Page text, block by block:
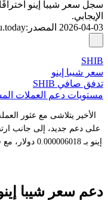
سجل سعر شيبا إينو
الإيجابي.
2026-04-03 المصدر :
SHIB
سعر شيبا إينو
تدفق صافي SHIB
مستويات دعم العملات
على دعم جديد، إلى جانب
دعم سعر شيبا